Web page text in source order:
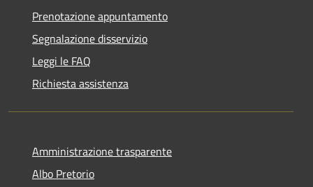
Prenotazione appuntamento
Segnalazione disservizio
Leggi le FAQ
Richiesta assistenza
Amministrazione trasparente
Albo Pretorio